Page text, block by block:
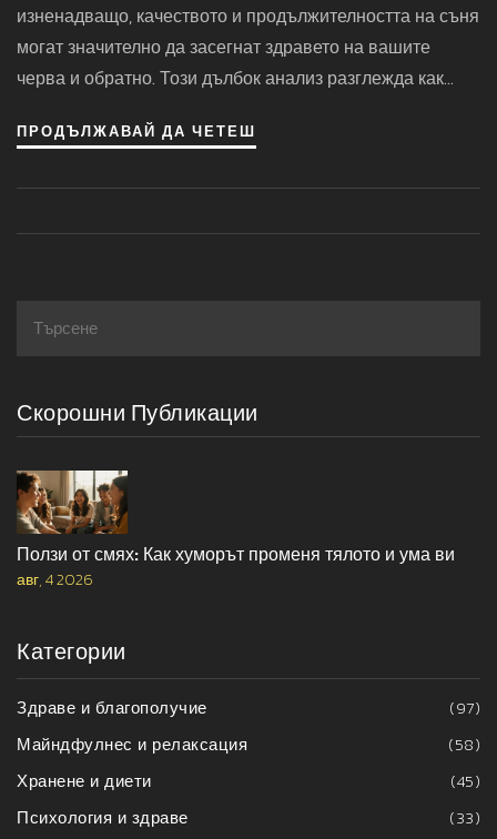
изненадващо, качеството и продължителността на съня
могат значително да засегнат здравето на вашите
черва и обратно. Този дълбок анализ разглежда как
храносмилателната система, представя верифицирани
подобряване на съня.
ПРОДЪЛЖАВАЙ ДА ЧЕТЕШ
Скорошни Публикации
Ползи от смях: Как хуморът променя тялото и ума ви
авг, 4 2026
Категории
Здраве и благополучие
(97)
Майндфулнес и релаксация
(58)
Хранене и диети
(45)
Психология и здраве
(33)